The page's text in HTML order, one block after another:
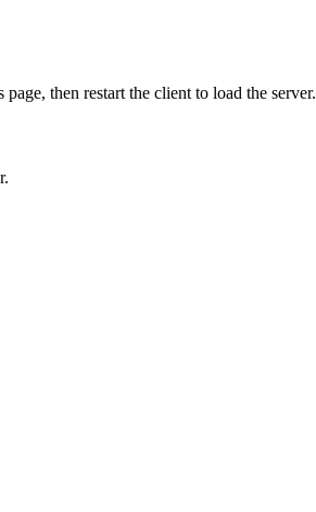
then restart the client to load the server.